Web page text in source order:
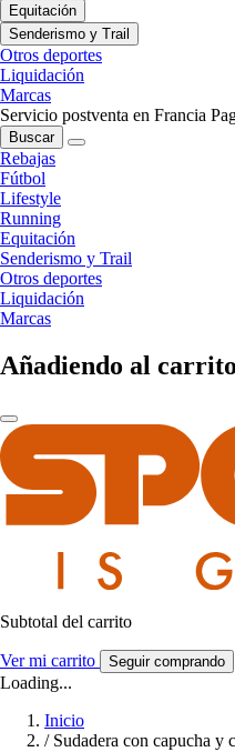
Equitación
Senderismo y Trail
Otros deportes
Liquidación
Marcas
Servicio postventa en Francia
Buscar
Rebajas
Fútbol
Lifestyle
Running
Equitación
Senderismo y Trail
Otros deportes
Liquidación
Marcas
Añadiendo al
Subtotal del carrito
Ver mi carrito Seguir comprando
Loading...
Inicio
/ Sudadera con capucha y